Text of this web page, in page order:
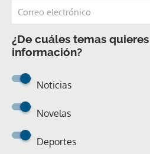
¿De cuáles temas
información?
Noticias
Novelas
Deportes